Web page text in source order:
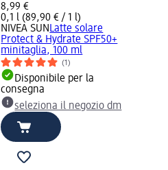
8,99 €
0,1 l (89,90 € / 1 l)
NIVEA SUN Latte solare
Protect & Hydrate SPF50+
minitaglia, 100 ml
(1)
Disponibile per la
consegna
seleziona il negozio dm